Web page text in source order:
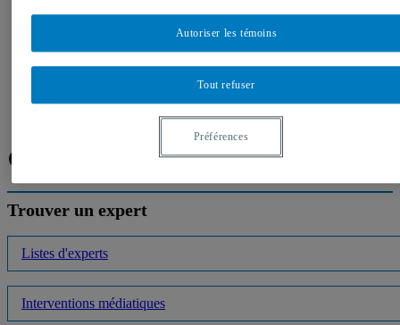
Communiqués de presse
Autorisation de tournage
À propos de l’UQAM
Facebook
Trouver un expert
Listes d'experts
Interventions médiatiques
Tout refuser
Autoriser les témoins
Préférences